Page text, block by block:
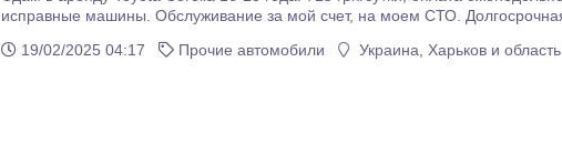
исправные машины. Обслуживание за мой счет, на моем СТО. Долгосрочная аренда одному водителю. Харьковская прописка,
19/02/2025 04:17
Прочие автомобили Украина, Харьков и область